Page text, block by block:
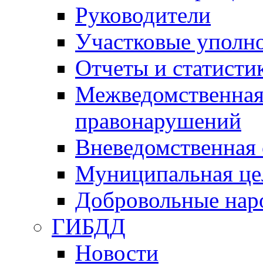
Руководители
Участковые
Отчеты и
правонарушений
Вневедомственная
Муниципальная
Добровольные
ГИБДД
Новости